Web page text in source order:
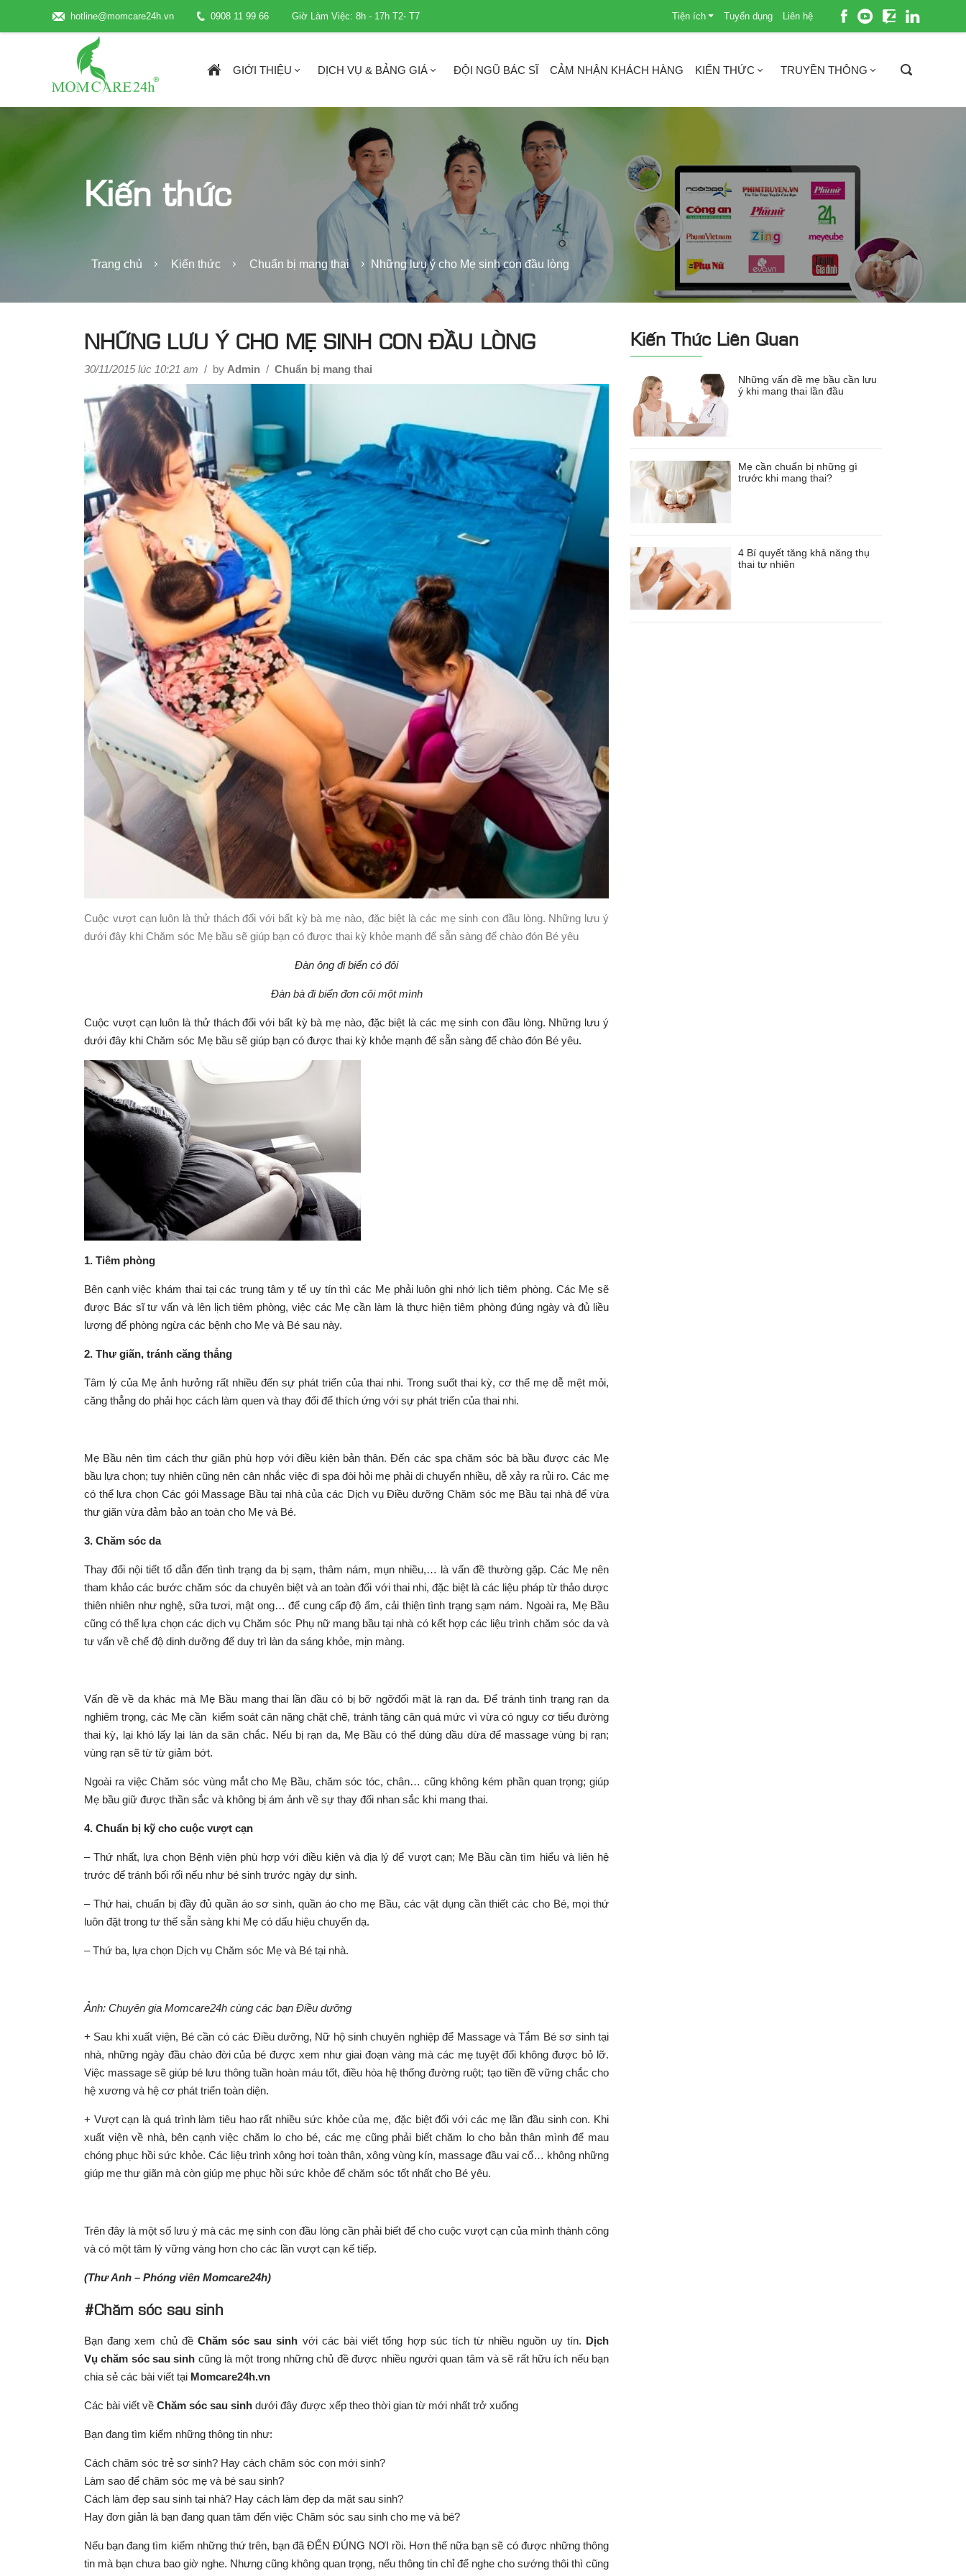
hotline@momcare24h.vn 0908 11 99 66 Giờ Làm Việc: 8h - 17h T2- T7 Tiện ích Tuyển dụng Liên hệ
GIỚI THIỆU DỊCH VỤ & BẢNG GIÁ ĐỘI NGŨ BÁC SĨ CẢM NHẬN KHÁCH HÀNG KIẾN THỨC TRUYỀN THÔNG
Kiến thức
Trang chủ Kiến thức Chuẩn bị mang thai Những lưu ý cho Mẹ sinh con đầu lòng
NHỮNG LƯU Ý CHO MẸ SINH CON ĐẦU LÒNG
30/11/2015 lúc 10:21 am / by Admin / Chuẩn bị mang thai
Cuộc vượt cạn luôn là thử thách đối với bất kỳ bà mẹ nào, đặc biệt là các mẹ sinh con đầu lòng. Những lưu ý
dưới đây khi Chăm sóc Mẹ bầu sẽ giúp bạn có được thai kỳ khỏe mạnh để sẵn sàng để chào đón Bé yêu
Đàn ông đi biển có đôi
Đàn bà đi biển đơn côi một mình
Cuộc vượt cạn luôn là thử thách đối với bất kỳ bà mẹ nào, đặc biệt là các mẹ sinh con đầu lòng. Những lưu ý
dưới đây khi Chăm sóc Mẹ bầu sẽ giúp bạn có được thai kỳ khỏe mạnh để sẵn sàng để chào đón Bé yêu.
1. Tiêm phòng
Bên cạnh việc khám thai tại các trung tâm y tế uy tín thì các Mẹ phải luôn ghi nhớ lịch tiêm phòng. Các Mẹ sẽ
được Bác sĩ tư vấn và lên lịch tiêm phòng, việc các Mẹ cần làm là thực hiện tiêm phòng đúng ngày và đủ liều
lượng để phòng ngừa các bệnh cho Mẹ và Bé sau này.
2. Thư giãn, tránh căng thẳng
Tâm lý của Mẹ ảnh hưởng rất nhiều đến sự phát triển của thai nhi. Trong suốt thai kỳ, cơ thể mẹ dễ mệt mỏi,
căng thẳng do phải học cách làm quen và thay đổi để thích ứng với sự phát triển của thai nhi.
Mẹ Bầu nên tìm cách thư giãn phù hợp với điều kiện bản thân. Đến các spa chăm sóc bà bầu được các Mẹ
bầu lựa chọn; tuy nhiên cũng nên cân nhắc việc đi spa đòi hỏi mẹ phải di chuyển nhiều, dễ xảy ra rủi ro. Các mẹ
có thể lựa chọn Các gói Massage Bầu tại nhà của các Dịch vụ Điều dưỡng Chăm sóc mẹ Bầu tại nhà để vừa
thư giãn vừa đảm bảo an toàn cho Mẹ và Bé.
3. Chăm sóc da
Thay đổi nội tiết tố dẫn đến tình trạng da bị sạm, thâm nám, mụn nhiều,… là vấn đề thường gặp. Các Mẹ nên
tham khảo các bước chăm sóc da chuyên biệt và an toàn đối với thai nhi, đặc biệt là các liệu pháp từ thảo dược
thiên nhiên như nghệ, sữa tươi, mật ong… để cung cấp độ ẩm, cải thiện tình trạng sạm nám. Ngoài ra, Mẹ Bầu
cũng có thể lựa chọn các dịch vụChăm sóc Phụ nữ mang bầu tại nhà có kết hợp các liệu trình chăm sóc da và
tư vấn về chế độ dinh dưỡng để duy trì làn da sáng khỏe, mịn màng.
Vấn đề về da khác mà Mẹ Bầu mang thai lần đầu có bị bỡ ngỡđối mặt là rạn da. Để tránh tình trạng rạn da
nghiêm trọng, các Mẹ cần kiểm soát cân nặng chặt chẽ, tránh tăng cân quá mức vì vừa có nguy cơ tiểu đường
thai kỳ, lại khó lấy lại làn da săn chắc. Nếu bị rạn da, Mẹ Bầu có thể dùng dầu dừa để massage vùng bị rạn;
vùng rạn sẽ từ từ giảm bớt.
Ngoài ra việcChăm sóc vùng mắt cho Mẹ Bầu, chăm sóc tóc, chân… cũng không kém phần quan trọng; giúp
Mẹ bầu giữ được thần sắc và không bị ám ảnh về sự thay đổi nhan sắc khi mang thai.
4. Chuẩn bị kỹ cho cuộc vượt cạn
– Thứ nhất, lựa chọn Bệnh viện phù hợp với điều kiện và địa lý để vượt cạn; Mẹ Bầu cần tìm hiểu và liên hệ
trước để tránh bối rối nếu như bé sinh trước ngày dự sinh.
– Thứ hai, chuẩn bị đầy đủ quần áo sơ sinh, quần áo cho mẹ Bầu, các vật dụng cần thiết các cho Bé, mọi thứ
luôn đặt trong tư thế sẵn sàng khi Mẹ có dấu hiệu chuyển dạ.
– Thứ ba, lựa chọn Dịch vụ Chăm sóc Mẹ và Bé tại nhà.
Ảnh: Chuyên gia Momcare24h cùng các bạn Điều dưỡng
+ Sau khi xuất viện, Bé cần có các Điều dưỡng, Nữ hộ sinh chuyên nghiệp để Massage và Tắm Bé sơ sinhtại
nhà, những ngày đầu chào đời của bé được xem như giai đoạn vàng mà các mẹ tuyệt đối không được bỏ lỡ.
Việc massage sẽ giúp bé lưu thông tuần hoàn máu tốt, điều hòa hệ thống đường ruột; tạo tiền đề vững chắc cho
hệ xương và hệ cơ phát triển toàn diện.
+ Vượt cạn là quá trình làm tiêu hao rất nhiều sức khỏe của mẹ, đặc biệt đối với các mẹ lần đầu sinh con. Khi
xuất viện về nhà, bên cạnh việc chăm lo cho bé, các mẹ cũng phải biết chăm lo cho bản thân mình để mau
chóng phục hồi sức khỏe. Các liệu trìnhxông hơi toàn thân, xông vùng kín, massage đầu vai cổ… không những
giúp mẹ thư giãn mà còn giúp mẹ phục hồi sức khỏe để chăm sóc tốt nhất cho Bé yêu.
Trên đây là một số lưu ý mà các mẹ sinh con đầu lòng cần phải biết để cho cuộc vượt cạn của mình thành công
và có một tâm lý vững vàng hơn cho các lần vượt cạn kế tiếp.
(Thư Anh – Phóng viên Momcare24h)
#Chăm sóc sau sinh
Bạn đang xem chủ đề Chăm sóc sau sinh với các bài viết tổng hợp súc tích từ nhiều nguồn uy tín. Dịch
Vụ chăm sóc sau sinh cũng là một trong những chủ đề được nhiều người quan tâm và sẽ rất hữu ích nếu bạn
chia sẻ các bài viết tại Momcare24h.vn
Các bài viết về Chăm sóc sau sinh dưới đây được xếp theo thời gian từ mới nhất trở xuống
Bạn đang tìm kiếm những thông tin như:
Cách chăm sóc trẻ sơ sinh? Hay cách chăm sóc con mới sinh?
Làm sao để chăm sóc mẹ và bé sau sinh?
Cách làm đẹp sau sinh tại nhà? Hay cách làm đẹp da mặt sau sinh?
Hay đơn giản là bạn đang quan tâm đến việc Chăm sóc sau sinh cho mẹ và bé?
Nếu bạn đang tìm kiếm những thứ trên, bạn đã ĐẾN ĐÚNG NƠI rồi. Hơn thế nữa bạn sẽ có được những thông
tin mà bạn chưa bao giờ nghe. Nhưng cũng không quan trọng, nếu thông tin chỉ để nghe cho sướng thôi thì cũng
Kiến Thức Liên Quan
Những vấn đề mẹ bầu cần lưu
ý khi mang thai lần đầu
Mẹ cần chuẩn bị những gì
trước khi mang thai?
4 Bí quyết tăng khả năng thụ
thai tự nhiên